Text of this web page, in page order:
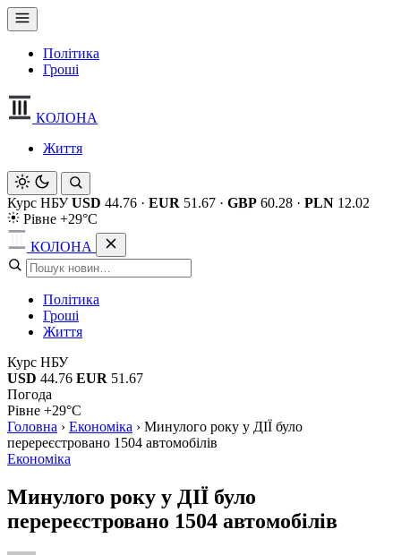
Політика
Гроші
КОЛОНА
Життя
Курс НБУ USD 44.76 · EUR 51.67 · GBP 60.28 · PLN 12.02
Рівне +29°C
КОЛОНА
Політика
Гроші
Життя
Курс НБУ
USD 44.76 EUR 51.67
Погода
Рівне +29°C
Головна › Економіка › Минулого року у ДІЇ було
перереєстровано 1504 автомобілів
Економіка
Минулого року у ДІЇ було
перереєстровано 1504 автомобілів